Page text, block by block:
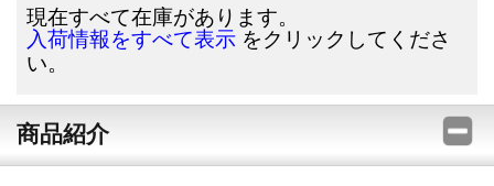
現在すべて在庫があります。
入荷情報をすべて表示 をクリックしてくださ
い。
商品紹介